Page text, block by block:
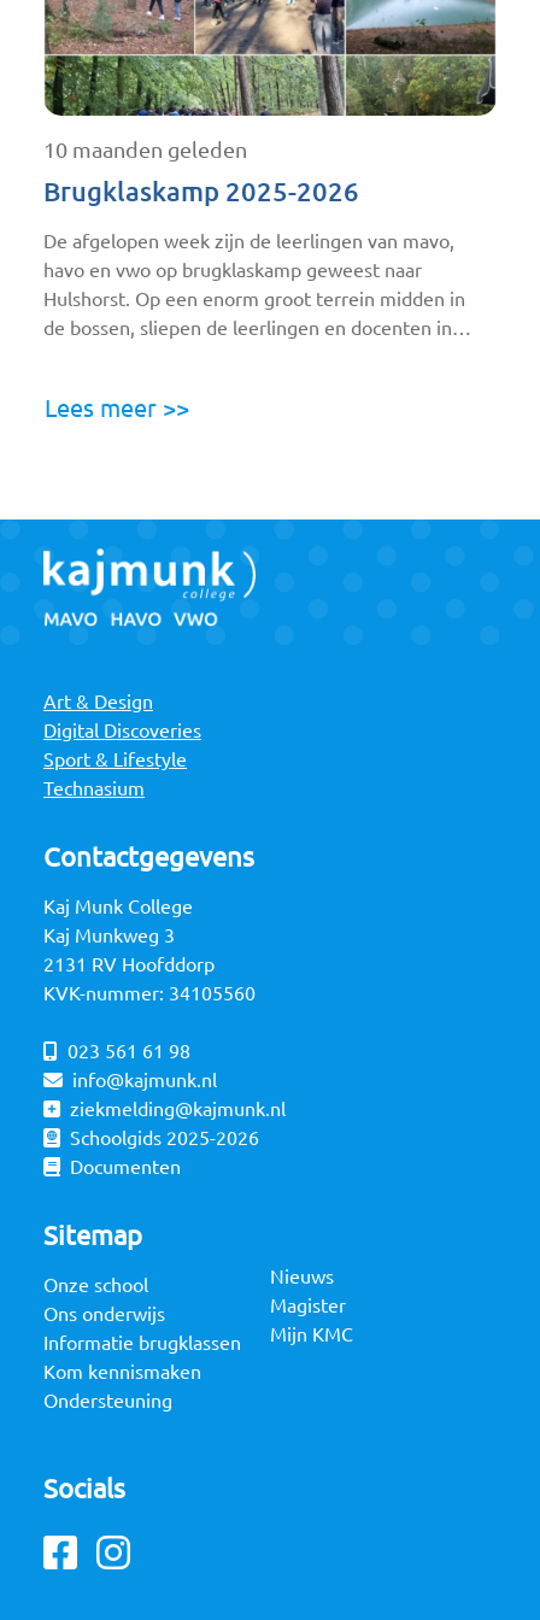
10 maanden geleden
Brugklaskamp 2025-2026
De afgelopen week zijn de leerlingen van mavo,
havo en vwo op brugklaskamp geweest naar
Hulshorst. Op een enorm groot terrein midden in
de bossen, sliepen de leerlingen en docenten in…
Lees meer >>
Art & Design
Digital Discoveries
Sport & Lifestyle
Technasium
Contactgegevens
Kaj Munk College
Kaj Munkweg 3
2131 RV Hoofddorp
KVK-nummer: 34105560
023 561 61 98
info@kajmunk.nl
ziekmelding@kajmunk.nl
Schoolgids 2025-2026
Documenten
Sitemap
Onze school
Ons onderwijs
Informatie brugklassen
Kom kennismaken
Ondersteuning
Nieuws
Magister
Mijn KMC
Socials
Facebook
Instagram